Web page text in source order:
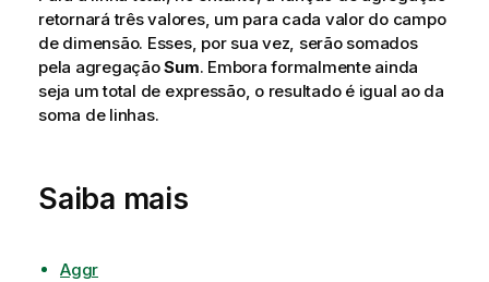
retornará três valores, um para cada valor do campo
de dimensão. Esses, por sua vez, serão somados
pela agregaçãoSum. Embora formalmente ainda
seja um total de expressão, o resultado é igual ao da
soma de linhas.
Saiba mais
Aggr